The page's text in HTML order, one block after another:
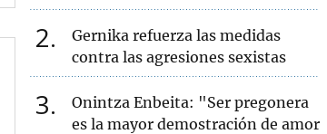
2
Gernika refuerza las medidas
contra las agresiones sexistas
3
Onintza Enbeita: "Ser pregonera
es la mayor demostración de amor